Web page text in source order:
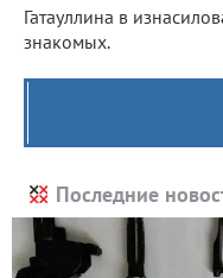
Гатауллина в
знакомых.
Последние